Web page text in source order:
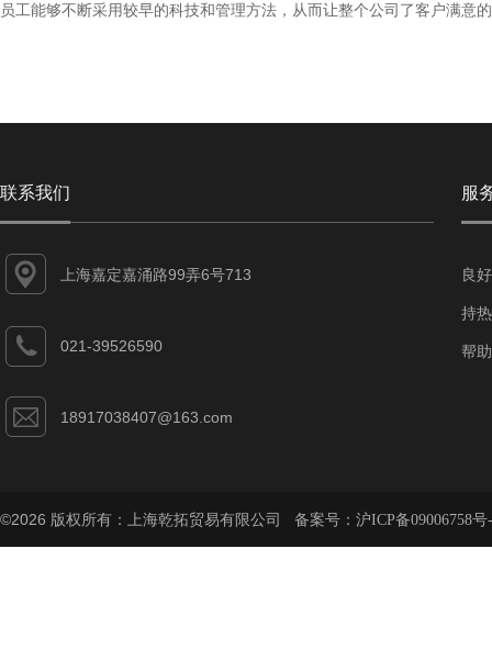
员工能够不断采用较早的科技和管理方法，从而让整个公司了客户满意
联系我们
上海嘉定嘉涌路99弄6号713
021-39526590
18917038407@163.com
服
良
持
帮
©2026 版权所有：上海乾拓贸易有限公司 备案号： 沪ICP备09006758号